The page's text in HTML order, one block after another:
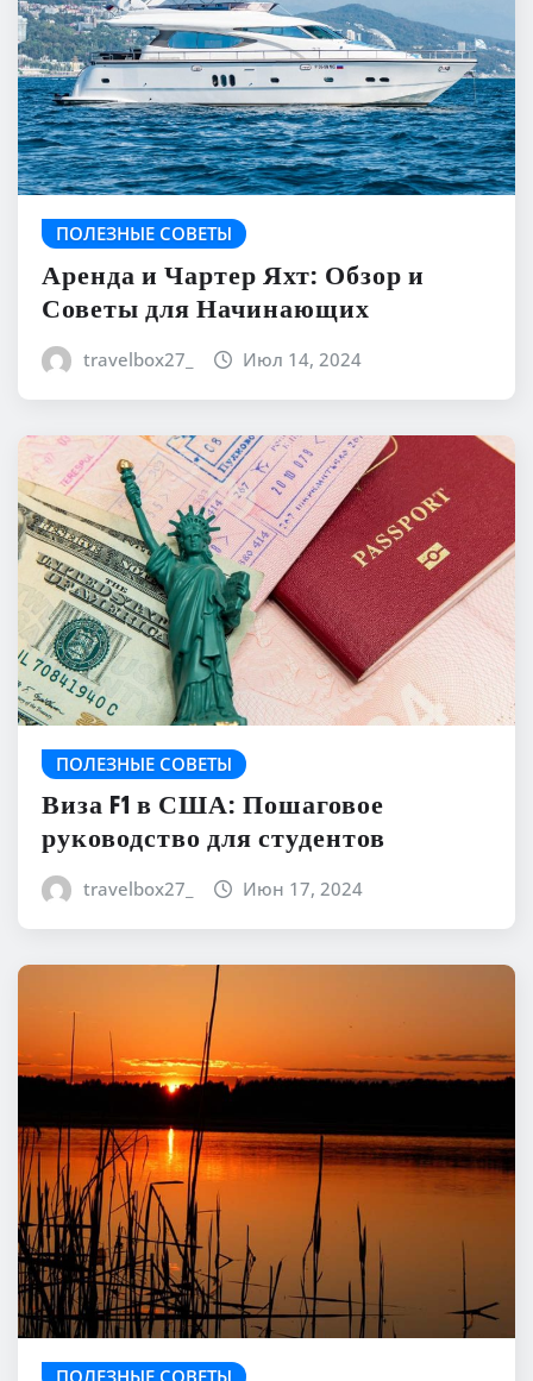
ПОЛЕЗНЫЕ СОВЕТЫ
Аренда и Чартер Яхт: Обзор и
Советы для Начинающих
travelbox27_ Июл 14, 2024
ПОЛЕЗНЫЕ СОВЕТЫ
Виза F1 в США: Пошаговое
руководство для студентов
travelbox27_ Июн 17, 2024
ПОЛЕЗНЫЕ СОВЕТЫ